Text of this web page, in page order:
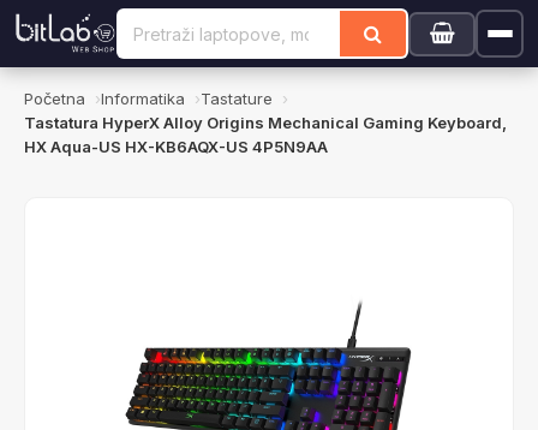
Početna Informatika
Tastature
Tastatura HyperX Alloy Origins Mechanical Gaming Keyboard,
HX Aqua-US HX-KB6AQX-US 4P5N9AA